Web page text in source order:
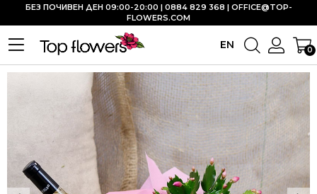
EN 0
БЕЗ ПОЧИВЕН ДЕН 09:00-20:00 | 0884 829 368 | OFFICE@TOP-
FLOWERS.COM